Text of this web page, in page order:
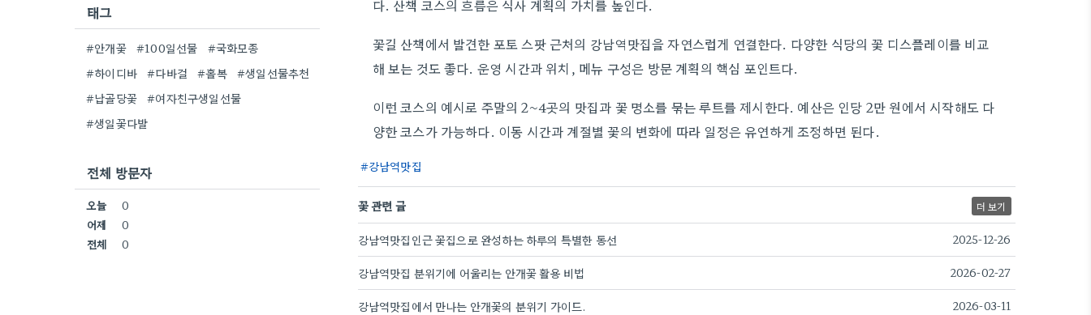
다. 산책 코스의 흐름은 식사 계획의 가치를 높인다.
꽃길 산책에서 발견한 포토 스팟 근처의 강남역맛집을 자연스럽게 연결한다. 다양한 식당의 꽃 디스플레이를 비교
해 보는 것도 좋다. 운영 시간과 위치, 메뉴 구성은 방문 계획의 핵심 포인트다.
이런 코스의 예시로 주말의 2~4곳의 맛집과 꽃 명소를 묶는 루트를 제시한다. 예산은 인당 2만 원에서 시작해도 다
양한 코스가 가능하다. 이동 시간과 계절별 꽃의 변화에 따라 일정은 유연하게 조정하면 된다.
강남역맛집
꽃 관련 글 더 보기
강남역맛집인근 꽃집으로 완성하는 하루의 특별한 동선 2025-12-26
강남역맛집 분위기에 어울리는 안개꽃 활용 비법 2026-02-27
강남역맛집에서 만나는 안개꽃의 분위기 가이드. 2026-03-11
태그
#안개꽃 #100일선물
#국화모종
#하이디바
#다바걸 #홀복
#생일선물추천
#납골당꽃
#여자친구생일선물
#생일꽃다발
전체 방문자
오늘
0
어제
0
전체
0